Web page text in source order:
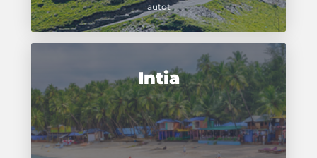
autot
Intia